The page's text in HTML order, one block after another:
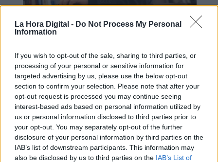
La Hora Digital - Do Not Process My Personal
Information
If you wish to opt-out of the sale, sharing to third parties, or
processing of your personal or sensitive information for
targeted advertising by us, please use the below opt-out
section to confirm your selection. Please note that after your
opt-out request is processed you may continue seeing
interest-based ads based on personal information utilized by
us or personal information disclosed to third parties prior to
your opt-out. You may separately opt-out of the further
disclosure of your personal information by third parties on the
IAB’s list of downstream participants. This information may
also be disclosed by us to third parties on the IAB’s List of
Los Premios Nacionales de Cultura
OPINIONES DIVERSAS
¿La ciudadanía de Occidente
es consciente del riesgo de
una tercera guerra mundial?
Por Álvaro Frutos Rosado y Gabinete
Geopolítica de Crisis